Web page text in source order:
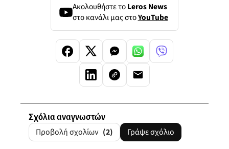
Ακολουθήστε τοLeros News
στο κανάλι μας στοYouTube
Σχόλια αναγνωστών
Προβολή σχολίων (2) Γράψε σχόλιο